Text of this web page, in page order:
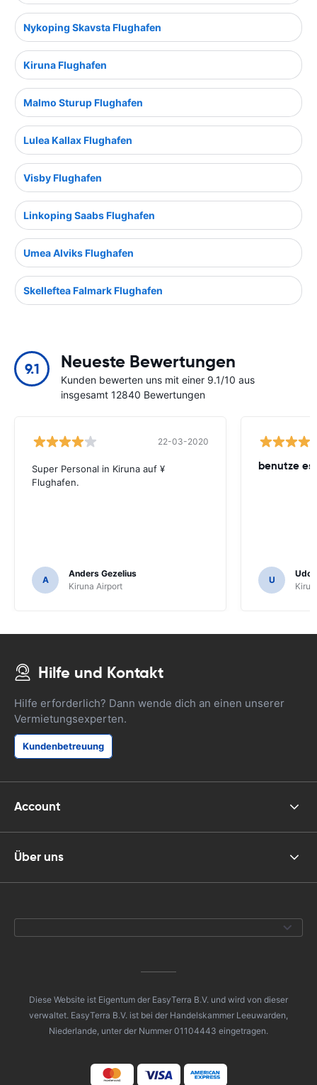
Nykoping Skavsta Flughafen
Kiruna Flughafen
Malmo Sturup Flughafen
Lulea Kallax Flughafen
Visby Flughafen
Linkoping Saabs Flughafen
Umea Alviks Flughafen
Skelleftea Falmark Flughafen
9.1 Neueste Bewertungen
Kunden bewerten uns mit einer 9.1/10 aus
insgesamt 12840 Bewertungen
22-03-2020
Super Personal in Kiruna auf ¥
Flughafen.
A
Anders Gezelius
Kiruna Airport
benutze es
U
Udo
Hilfe und Kontakt
Hilfe erforderlich? Dann wende dich an einen unserer
Vermietungsexperten.
Kundenbetreuung
Account
Über uns
Diese Website ist Eigentum der EasyTerra B.V. und wird von dieser
verwaltet. EasyTerra B.V. ist bei der Handelskammer Leeuwarden,
Niederlande, unter der Nummer 01104443 eingetragen.